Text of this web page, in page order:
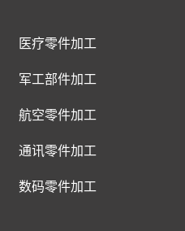
医疗零件加工
军工部件加工
航空零件加工
通讯零件加工
数码零件加工